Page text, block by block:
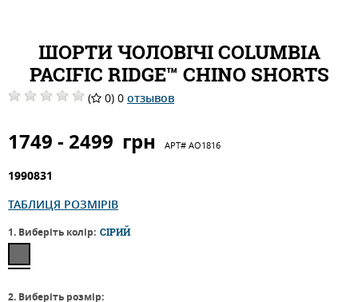
ШОРТИ ЧОЛОВІЧІ COLUMBIA
PACIFIC RIDGE™ CHINO SHORTS
( 0) 0 отзывов
1749 - 2499 грн АРТ# AO1816
1990831
ТАБЛИЦЯ РОЗМІРІВ
1. Виберіть колір: СІРИЙ
2. Виберіть розмір: